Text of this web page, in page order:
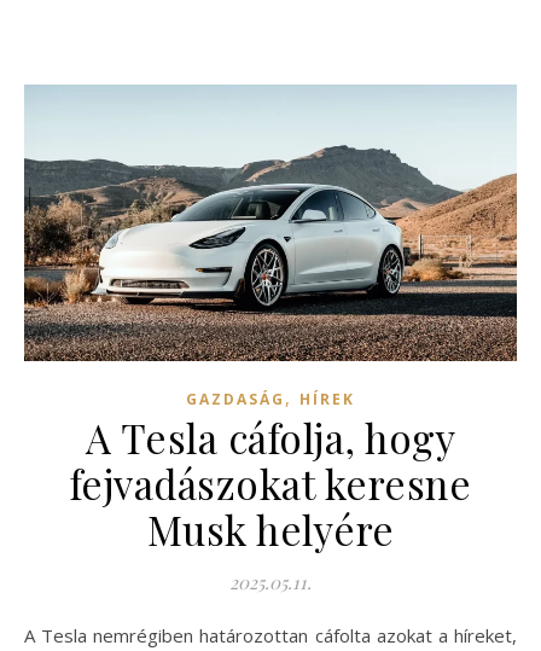
GAZDASÁG , HÍREK
A Tesla cáfolja, hogy
fejvadászokat keresne
Musk helyére
2025.05.11.
A Tesla nemrégiben határozottan cáfolta azokat a híreket,